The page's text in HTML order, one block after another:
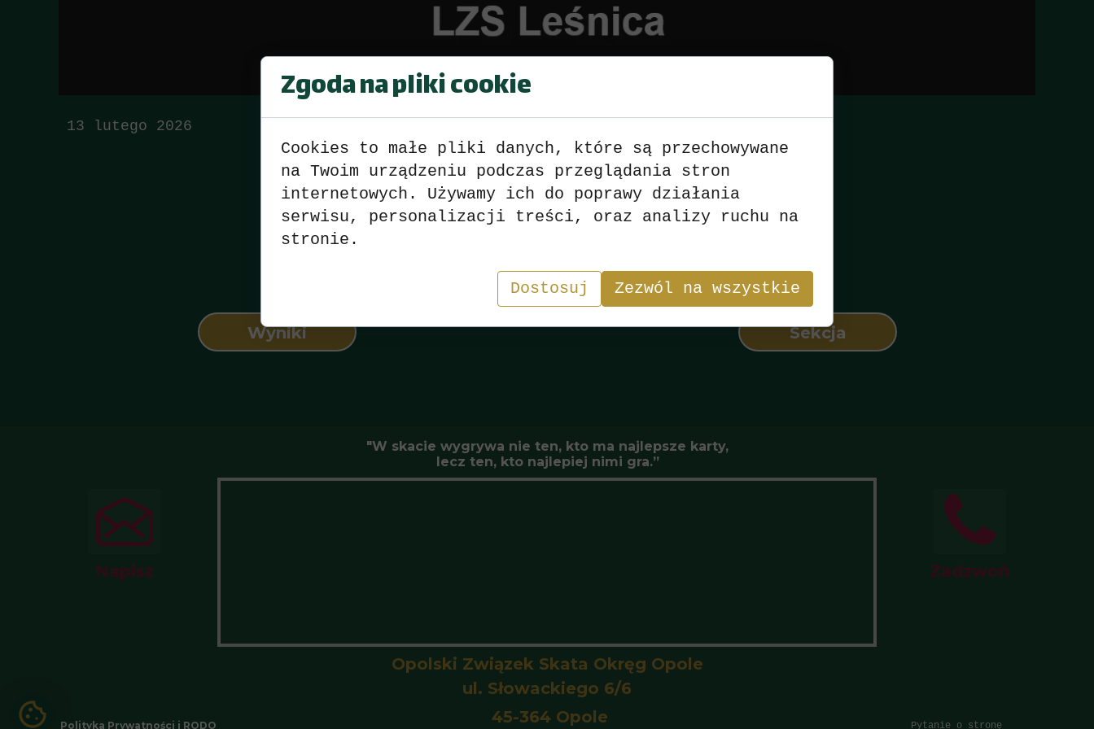
Wyniki Sekcja
13 lutego 2026
PUCHAR BURMISTRZA LEŚNICYTurniej nr 6
"W skacie wygrywa nie ten, kto ma najlepsze karty,
lecz ten, kto najlepiej nimi gra.”
Pytanie o stronę
Polityka Prywatności i RODO
Zadzwoń
Napisz
Opolski Związek Skata Okręg Opole
ul. Słowackiego 6/6
45-364 Opole
Zgoda na pliki cookie
Cookies to małe pliki danych, które są przechowywane
na Twoim urządzeniu podczas przeglądania stron
internetowych. Używamy ich do poprawy działania
serwisu, personalizacji treści, oraz analizy ruchu na
stronie.
Dostosuj Zezwól na wszystkie